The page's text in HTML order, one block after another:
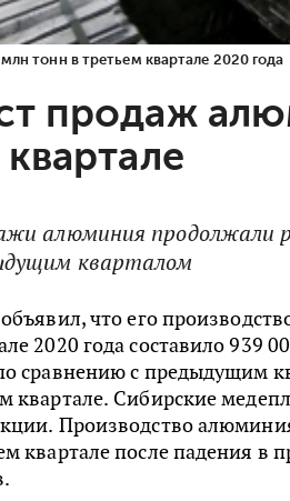
тонн в третьем квартале 2020 года
продаж
квартале
алюминия продолжали
кварталом
что его
2020 года составило 939
сравнению с предыдущим
квартале. Сибирские
Производство
квартале после падения в